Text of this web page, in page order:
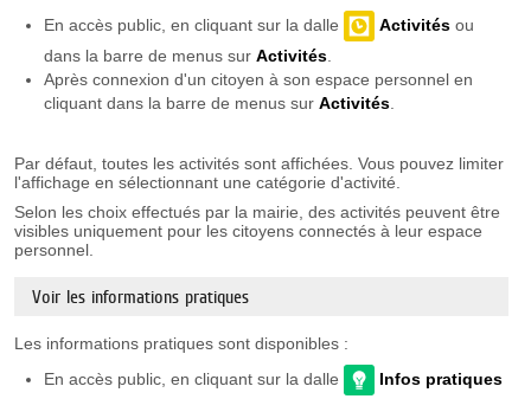
En accès public, en cliquant sur la dalle
Activitésou
dans la barre de menus sur Activités.
Après connexion d'un citoyen à son espace personnel en
cliquant dans la barre de menus sur Activités.
Par défaut, toutes les activités sont affichées. Vous pouvez limiter
l'affichage en sélectionnant une catégorie d'activité.
Selon les choix effectués par la mairie, des activités peuvent être
visibles uniquement pour les citoyens connectés à leur espace
personnel.
Voir les informations pratiques
Les informations pratiques sont disponibles :
En accès public, en cliquant sur la dalle
Infos pratiques